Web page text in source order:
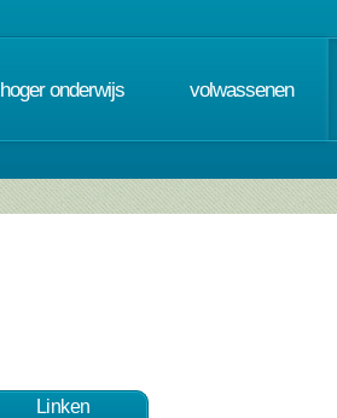
hoger onderwijs volwassenen
Linken